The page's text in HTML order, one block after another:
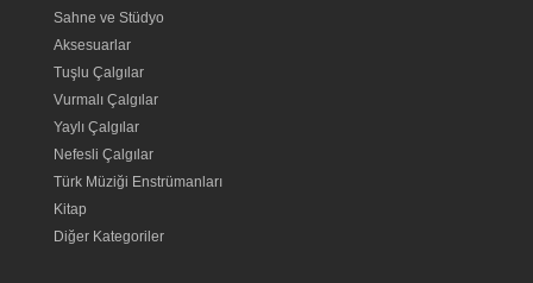
Sahne ve Stüdyo
Aksesuarlar
Tuşlu Çalgılar
Vurmalı Çalgılar
Yaylı Çalgılar
Nefesli Çalgılar
Türk Müziği Enstrümanları
Kitap
Diğer Kategoriler